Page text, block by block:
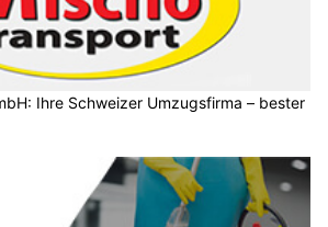
Ihre Schweizer Umzugsfirma – bester